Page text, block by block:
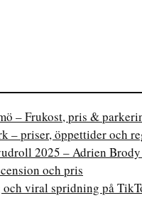
– Frukost, pris &
– priser, öppettider och
2025 – Adrien
och pris
och viral spridning på